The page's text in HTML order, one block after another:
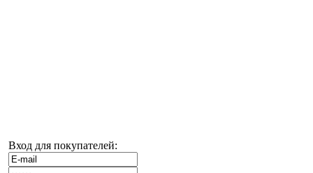
Вход для покупателей: